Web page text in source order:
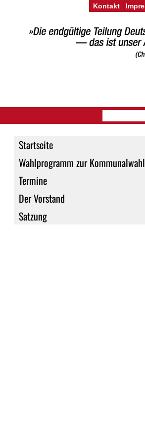
Startseite
Wahlprogramm zur
Termine
Der Vorstand
Satzung
Kontakt